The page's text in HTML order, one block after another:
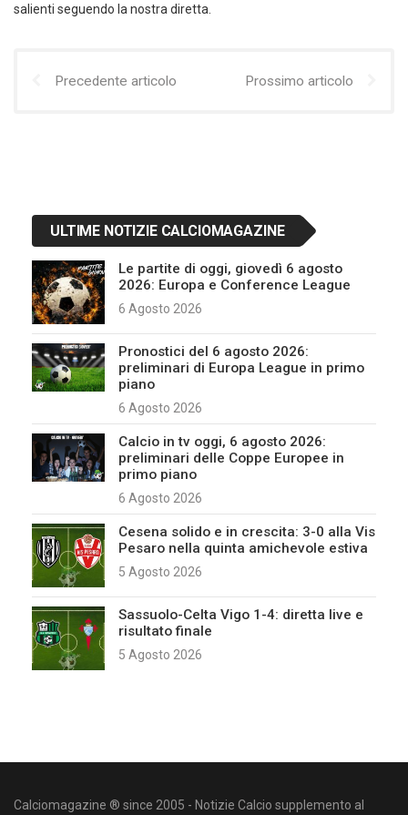
salienti seguendo la nostra diretta.
Precedente articolo Prossimo articolo
ULTIME NOTIZIE CALCIOMAGAZINE
Le partite di oggi, giovedì 6 agosto
2026: Europa e Conference League
6 Agosto 2026
Pronostici del 6 agosto 2026:
preliminari di Europa League in primo
piano
6 Agosto 2026
Calcio in tv oggi, 6 agosto 2026:
preliminari delle Coppe Europee in
primo piano
6 Agosto 2026
Cesena solido e in crescita: 3-0 alla Vis
Pesaro nella quinta amichevole estiva
5 Agosto 2026
Sassuolo-Celta Vigo 1-4: diretta live e
risultato finale
5 Agosto 2026
Calciomagazine ® since 2005 - Notizie Calcio supplemento al